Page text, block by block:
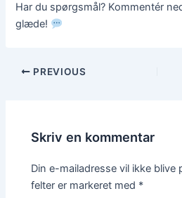
Har du spørgsmål? Kommentér
glæde!
PREVIOUS
Skriv en kommentar
Din e-mailadresse vil ikke blive
felter er markeret med *